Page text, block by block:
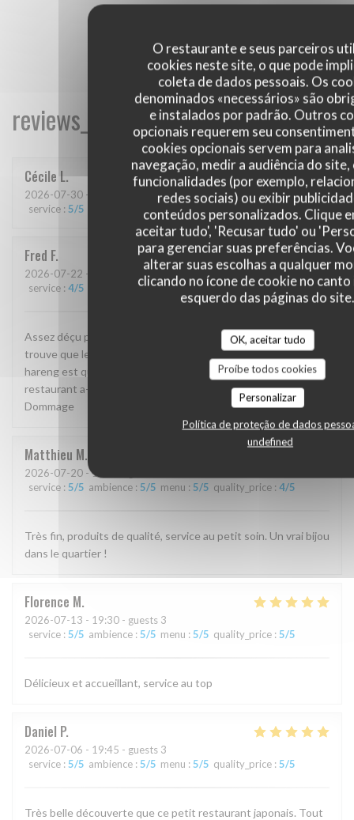
O restaurante e seus parceiros
cookies neste site, o que pode
coleta de dados pessoais. Os
denominados «necessários» são
e instalados por padrão. Outros
opcionais requerem seu
cookies opcionais servem para
navegação, medir a audiência do
funcionalidades (por exemplo,
redes sociais) ou exibir
conteúdos personalizados. Clique
aceitar tudo', 'Recusar tudo' ou
para gerenciar suas preferências.
alterar suas escolhas a qualquer
clicando no ícone de cookie no
esquerdo das páginas do site.
OK, aceitar tudo
Proíbe todos cookies
Personalizar
Política de proteção de dados
undefined
Cécile L
2026-07-30 - 20:15 - guests 2
service : 5/5 menu : quality_price 5 /5
Fred F
2026-07-22 - 19:30 - guests 2
service : 4/5 4/5 menu : 1/5 quality_price: 3/5
Assez déçu par cette visite. Je suis déjà venu plusieurs fois, je
trouve que le niveau a baissé, la salade d’algues est noyée, le
hareng est quelconque, seul le poulpe s’en sort bien. Le
restaurant a-t-il changé de chef ? Ou de propriétaires ?
Dommage
Matthieu M
2026-07-20 - 19:30 - guests 2
service : 5/5 ambience : 5/5 menu : 5/5 quality_price : 4/5
Très fin, produits de qualité, service au petit soin. Un vrai bijou
dans le quartier !
Florence M
2026-07-13 - 19:30 - guests 3
service : 5/5 ambience : 5/5 menu : 5/5 quality_price : 5/5
Délicieux et accueillant, service au top
Daniel P
2026-07-06 - 19:45 - guests 3
service : 5/5 ambience : 5/5 menu : 5/5 quality_price : 5/5
Très belle découverte que ce petit restaurant japonais. Tout